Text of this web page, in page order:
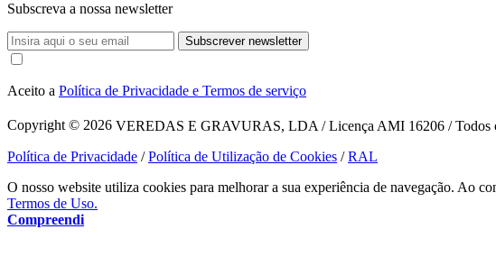
Subscreva a nossa newsletter
Subscrever newsletter
Aceito a Política de Privacidade e Termos de serviço
Copyright © 2026 VEREDAS E GRAVURAS, LDA / Licença AMI 16206 / Todos
Política de Privacidade /Política de Utilização de Cookies /RAL
O nosso website utiliza cookies para melhorar a sua experiência de navegação. Ao
Termos de Uso.
Compreendi